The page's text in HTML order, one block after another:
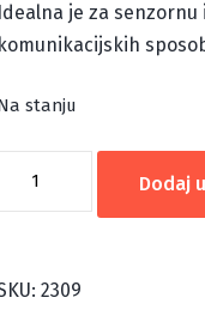
Idealna je za
komunikacijskih
stanju
Dodaj
2309